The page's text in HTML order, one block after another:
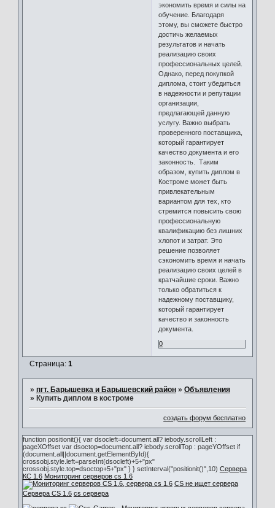
экономить время и силы на
обучение. Благодаря
этому, вы сможете быстро
достичь желаемых
результатов и начать
реализацию своих
профессиональных целей.
Однако, перед покупкой
диплома, стоит убедиться
в надежности и репутации
организации,
предлагающей данную
услугу. Важно выбрать
проверенного поставщика,
который гарантирует
качество документа и его
законность. Таким
образом, купить диплом в
Костроме может быть
привлекательным
вариантом для тех, кто
стремится повысить свою
профессиональную
квалификацию без лишних
хлопот и затрат. Это
решение позволяет
сэкономить время и начать
реализацию своих целей в
кратчайшие сроки. Важно
только обратиться к
надежному поставщику,
который гарантирует
качество и законность
документа.
0
Страница: 1
» пгт. Барышевка и Барышевский район » Объявления
» Купить диплом в костроме
создать форум бесплатно
function positionit(){ var dsocleft=document.all? iebody.scrollLeft :
pageXOffset var dsoctop=document.all? iebody.scrollTop : pageYOffset if
(document.all||document.getElementById){
crossobj.style.left=parseInt(dsocleft)+5+"px"
crossobj.style.top=dsoctop+5+"px" } } setInterval("positionit()",10) Сервера
КС 1.6 Мониторинг серверов cs 1.6
CS не ищет сервера
Сервера CS 1.6 cs сервера